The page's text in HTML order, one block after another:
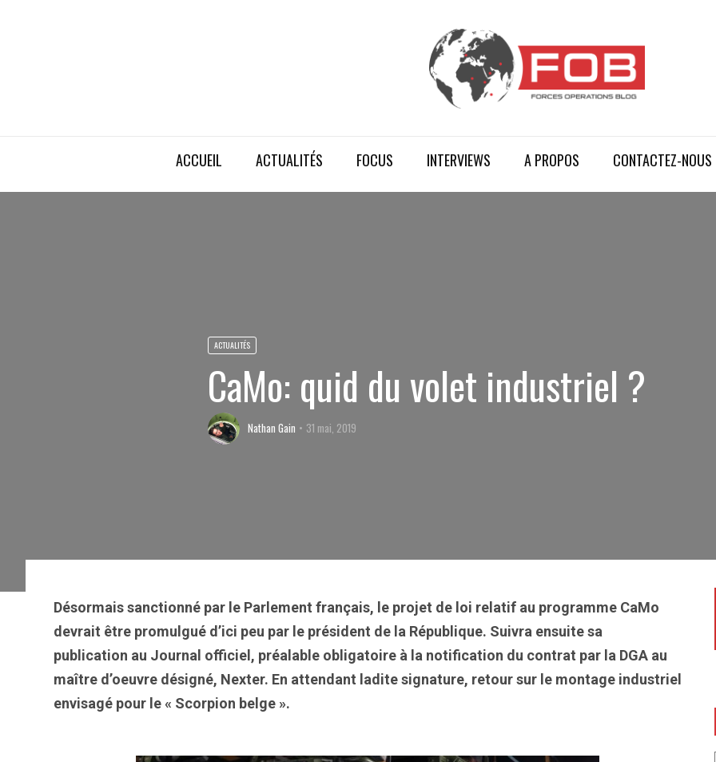
ACCUEIL ACTUALITÉS FOCUS INTERVIEWS A PROPOS CONTACTEZ-NOUS
ACTUALITÉS
CaMo: quid du volet industriel ?
Nathan Gain 31 mai, 2019
Désormais sanctionné par le Parlement français, le projet de loi relatif au programme CaMo
devrait être promulgué d’ici peu par le président de la République. Suivra ensuite sa
publication au Journal officiel, préalable obligatoire à la notification du contrat par la DGA au
maître d’oeuvre désigné, Nexter. En attendant ladite signature, retour sur le montage industriel
envisagé pour le « Scorpion belge ».